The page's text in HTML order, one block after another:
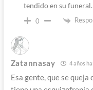
tendido en su funeral.
0
Zatannasay 4 años
Esa gente, que se